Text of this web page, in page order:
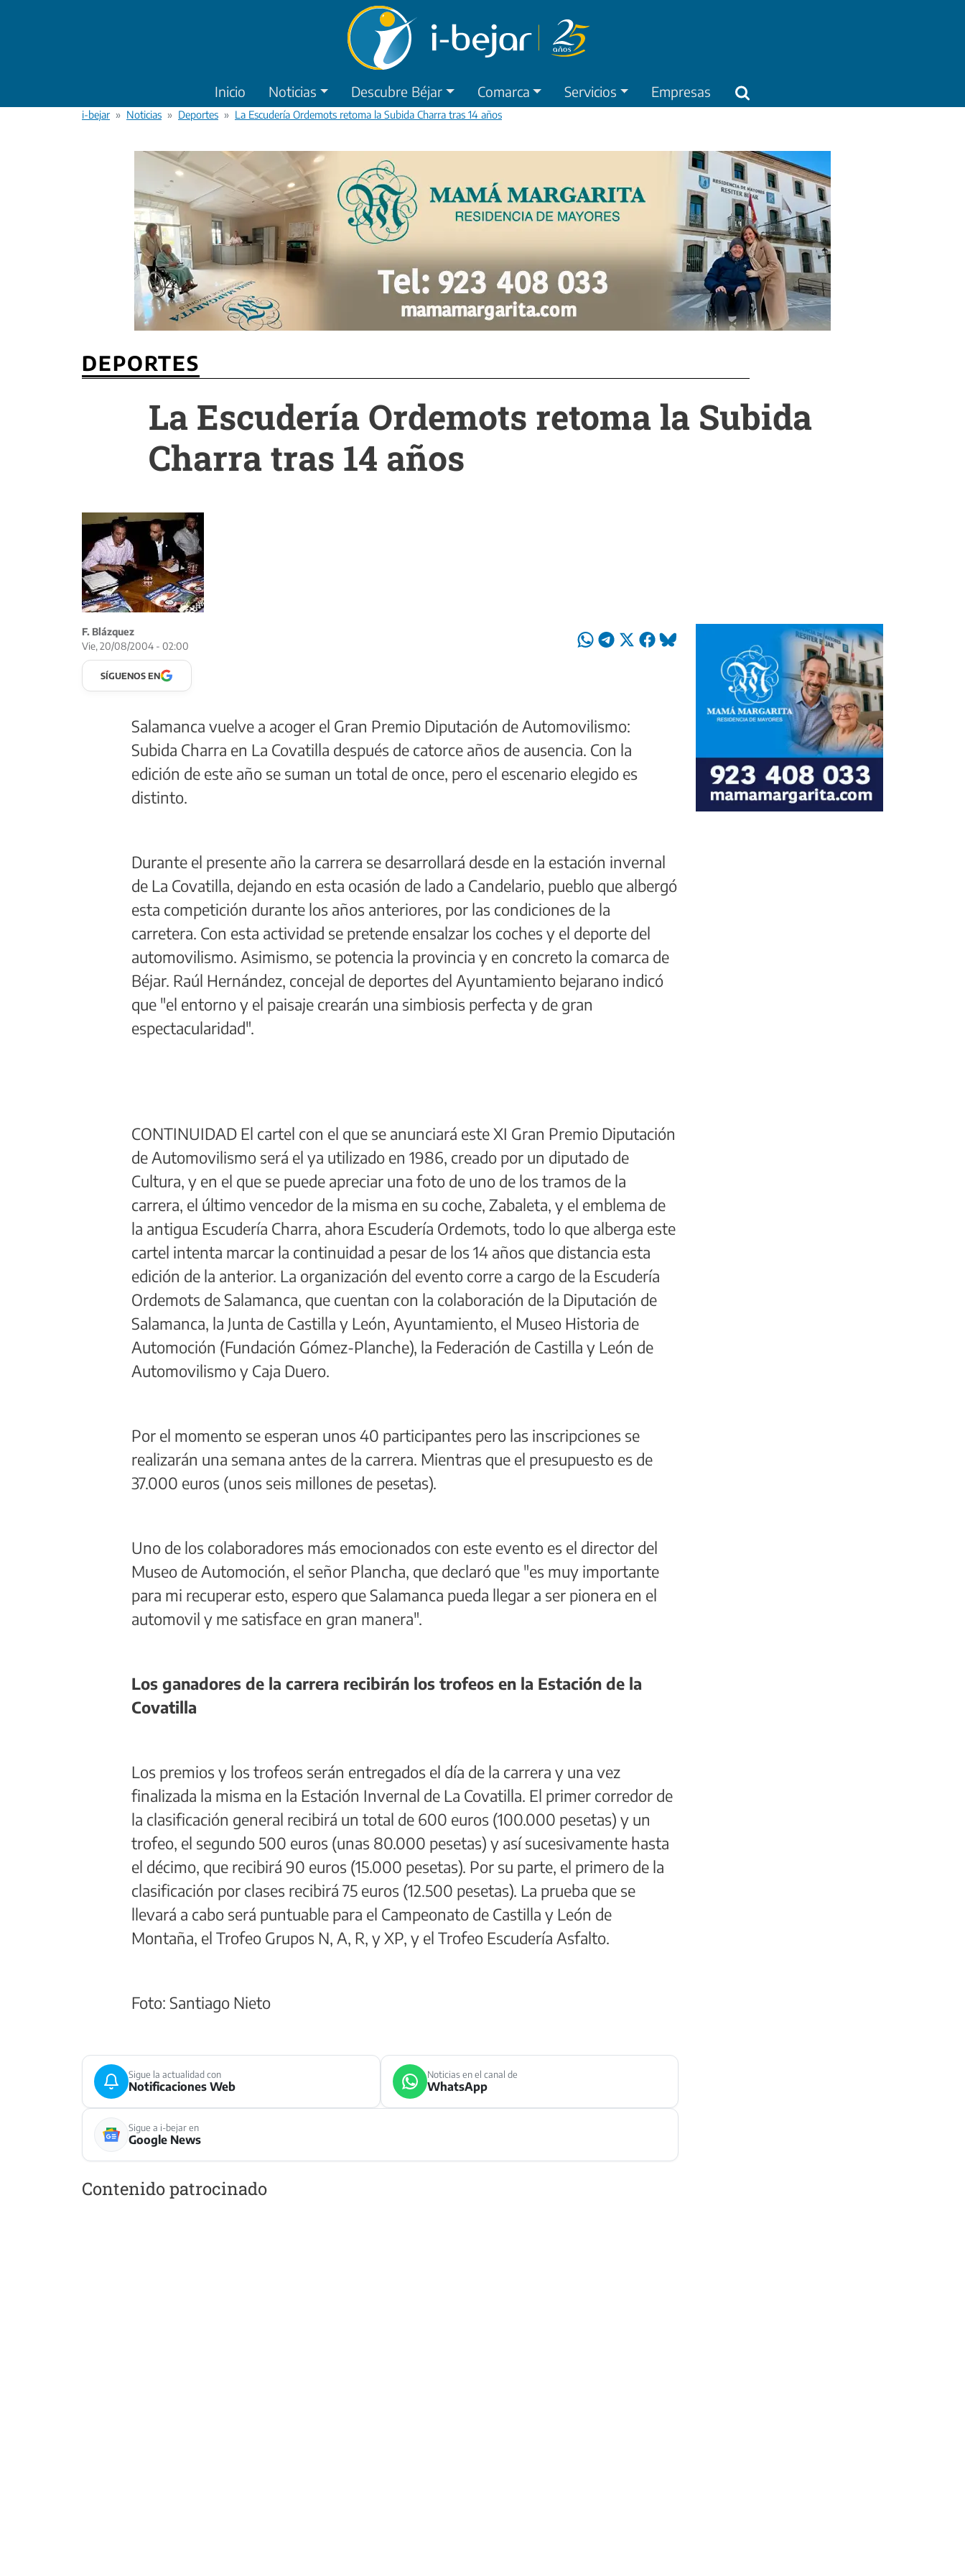
Inicio Noticias Descubre Béjar Comarca Servicios Empresas
i-bejar Noticias Deportes La Escudería Ordemots retoma la Subida Charra tras 14 años
DEPORTES
La Escudería Ordemots retoma la Subida
Charra tras 14 años
F. Blázquez
Vie, 20/08/2004 - 02:00
SÍGUENOS EN
Salamanca vuelve a acoger el Gran Premio Diputación de Automovilismo:
Subida Charra en La Covatilla después de catorce años de ausencia. Con la
edición de este año se suman un total de once, pero el escenario elegido es
distinto.
Durante el presente año la carrera se desarrollará desde en la estación invernal
de La Covatilla, dejando en esta ocasión de lado a Candelario, pueblo que albergó
esta competición durante los años anteriores, por las condiciones de la
carretera. Con esta actividad se pretende ensalzar los coches y el deporte del
automovilismo. Asimismo, se potencia la provincia y en concreto la comarca de
Béjar. Raúl Hernández, concejal de deportes del Ayuntamiento bejarano indicó
que "el entorno y el paisaje crearán una simbiosis perfecta y de gran
espectacularidad".
CONTINUIDAD El cartel con el que se anunciará este XI Gran Premio Diputación
de Automovilismo será el ya utilizado en 1986, creado por un diputado de
Cultura, y en el que se puede apreciar una foto de uno de los tramos de la
carrera, el último vencedor de la misma en su coche, Zabaleta, y el emblema de
la antigua Escudería Charra, ahora Escudería Ordemots, todo lo que alberga este
cartel intenta marcar la continuidad a pesar de los 14 años que distancia esta
edición de la anterior. La organización del evento corre a cargo de la Escudería
Ordemots de Salamanca, que cuentan con la colaboración de la Diputación de
Salamanca, la Junta de Castilla y León, Ayuntamiento, el Museo Historia de
Automoción (Fundación Gómez-Planche), la Federación de Castilla y León de
Automovilismo y Caja Duero.
Por el momento se esperan unos 40 participantes pero las inscripciones se
realizarán una semana antes de la carrera. Mientras que el presupuesto es de
37.000 euros (unos seis millones de pesetas).
Uno de los colaboradores más emocionados con este evento es el director del
Museo de Automoción, el señor Plancha, que declaró que "es muy importante
para mi recuperar esto, espero que Salamanca pueda llegar a ser pionera en el
automovil y me satisface en gran manera".
Los ganadores de la carrera recibirán los trofeos en la Estación de la
Covatilla
Los premios y los trofeos serán entregados el día de la carrera y una vez
finalizada la misma en la Estación Invernal de La Covatilla. El primer corredor de
la clasificación general recibirá un total de 600 euros (100.000 pesetas) y un
trofeo, el segundo 500 euros (unas 80.000 pesetas) y así sucesivamente hasta
el décimo, que recibirá 90 euros (15.000 pesetas). Por su parte, el primero de la
clasificación por clases recibirá 75 euros (12.500 pesetas). La prueba que se
llevará a cabo será puntuable para el Campeonato de Castilla y León de
Montaña, el Trofeo Grupos N, A, R, y XP, y el Trofeo Escudería Asfalto.
Foto: Santiago Nieto
Sigue la actualidad con
Notificaciones Web
Noticias en el canal de
WhatsApp
Sigue a i-bejar en
Google News
Contenido patrocinado